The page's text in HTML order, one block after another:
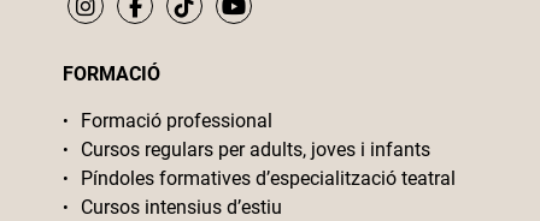
FORMACIÓ
Formació professional
Cursos regulars per adults, joves i infants
Píndoles formatives d’especialització teatral
Cursos intensius d’estiu